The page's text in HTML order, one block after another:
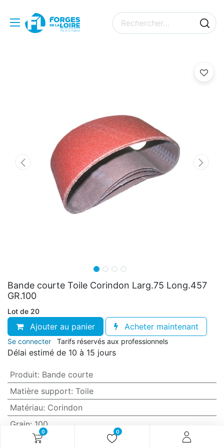
0 0
Bande courte Toile Corindon Larg.75 Long.457
GR.100
Lot de 20
Ajouter au panier Acheter maintenant
Se connecter Tarifs réservés aux professionnels
Délai estimé de 10 à 15 jours
Produit: Bande courte
Matière support: Toile
Matériau: Corindon
Grain: 100
Anti-encrassement
Non (standard)